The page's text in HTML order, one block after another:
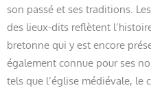
son passé et ses traditions.
des lieux-dits reflètent
bretonne qui y est encore
également connue pour ses
tels que l’église médiévale, le